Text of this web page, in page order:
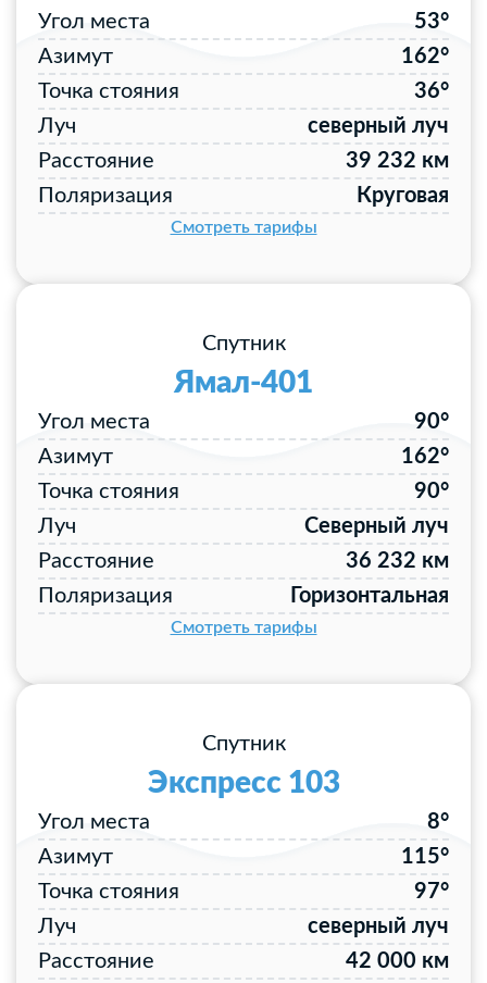
Угол места
53°
Азимут
162°
Точка стояния
36°
Луч
северный луч
Расстояние
39 232 км
Поляризация
Круговая
Смотреть тарифы
Спутник
Ямал-401
Угол места
90°
Азимут
162°
Точка стояния
90°
Луч
Северный луч
Расстояние
36 232 км
Поляризация
Горизонтальная
Смотреть тарифы
Спутник
Экспресс 103
Угол места
8°
Азимут
115°
Точка стояния
97°
Луч
северный луч
Расстояние
42 000 км